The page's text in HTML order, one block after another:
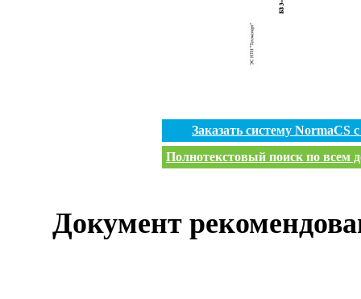
Заказать систему
Полнотекстовый поиск по всем
Документ